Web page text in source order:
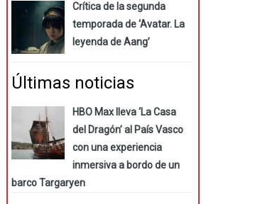
Crítica de la segunda
temporada de ‘Avatar. La
leyenda de Aang’
Últimas noticias
HBO Max lleva ‘La Casa
del Dragón’ al País Vasco
con una experiencia
inmersiva a bordo de un
barco Targaryen